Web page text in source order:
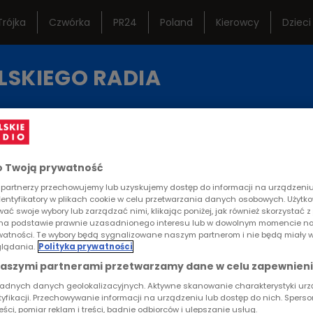
Czwórka PR24 Poland Kierowcy Dzieci
Polskiego Radia
RADIA
tyle muszę przeżyć"
4 lata od wybuchu gazu, który spowodował
22 osoby, m.in. rodzice i siostra 15-letniej
Twoją prywatność
partnerzy przechowujemy lub uzyskujemy dostęp do informacji na
w plikach cookie w celu przetwarzania danych osobowych.
swoje wybory lub zarządzać nimi, klikając poniżej, jak również skorzystać
podstawie prawnie uzasadnionego interesu lub w dowolnym momencie
Te wybory będą sygnalizowane naszym partnerom i nie będą miały
Polityka prywatności
partnerami przetwarzamy dane w celu
danych geolokalizacyjnych. Aktywne skanowanie charakterystyki
Przechowywanie informacji na urządzeniu lub dostęp do nich.
pomiar reklam i treści, badnie odbiorców i ulepszanie usług.